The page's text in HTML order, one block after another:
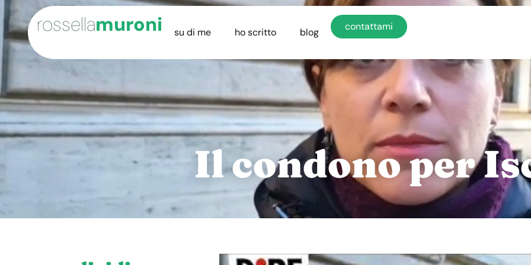
rossellamuroni su di me ho scritto blog contattami
Il condono per